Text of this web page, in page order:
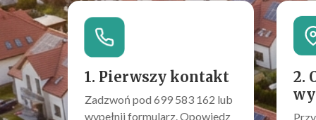
1. Pierwszy kontakt
Zadzwoń pod 699 583 162 lub
wypełnij formularz. Opowiedz
2.